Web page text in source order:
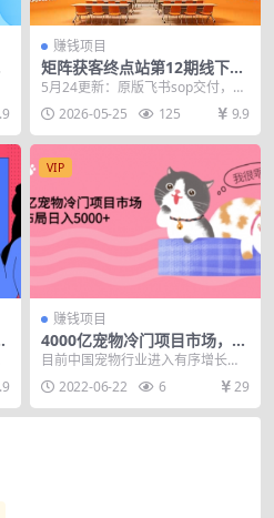
赚钱项目
矩阵获客终点站第12期线下课
2026年5月22-23号 保姆式拆
解万级线索引流矩阵打法
5月24更新：原版飞书sop交付，超
清画质 赠送众乐乐老苏矩阵获客-8
月15-1...
2026-05-25 125 9.9
VIP
赚钱项目
4000亿宠物冷门项目市场，提
前布局日入5000+【视频课
目前中国宠物行业进入有序增长的
稳定成熟期，2020年市场规模接近
3000亿元，受...
2022-06-22 6 29